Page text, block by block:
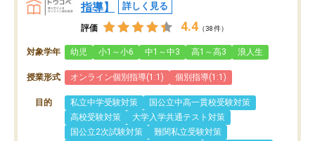
指導】
詳しく見る
評価 4.4 （38件）
対象学年 幼児 小1～小6 中1～中3 高1～高3 浪人生
授業形式 オンライン個別指導(1:1) 個別指導(1:1)
目的 私立中学受験対策
国公立中高一貫校受験対策
高校受験対策
大学入学共通テスト対策
国公立2次試験対策
難関私立受験対策